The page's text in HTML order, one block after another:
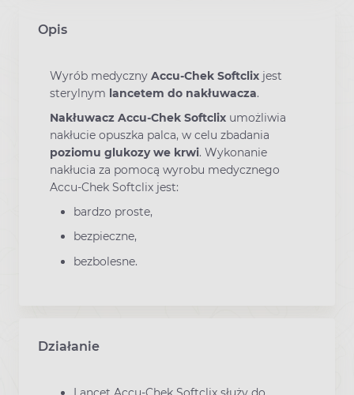
Opis
Wyrób medyczny Accu-Chek Softclix jest
sterylnym lancetem do nakłuwacza.
Nakłuwacz Accu-Chek Softclix umożliwia
nakłucie opuszka palca, w celu zbadania
poziomu glukozy we krwi. Wykonanie
nakłucia za pomocą wyrobu medycznego
Accu-Chek Softclix jest:
bardzo proste,
bezpieczne,
bezbolesne.
Działanie